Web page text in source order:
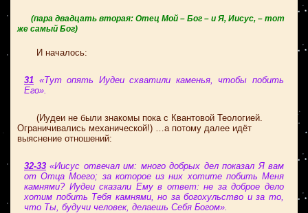
(пара двадцать вторая: Отец Мой – Бог – и Я, Иисус, – тот
же самый Бог)
И началось:
31 «Тут опять Иудеи схватили каменья, чтобы побить
Его».
(Иудеи не были знакомы пока с Квантовой Теологией.
Ограничивались механической!) …а потому далее идёт
выяснение отношений:
32-33 «Иисус отвечал им: много добрых дел показал Я вам
от Отца Моего; за которое из них хотите побить Меня
камнями? Иудеи сказали Ему в ответ: не за доброе дело
хотим побить Тебя камнями, но за богохульство и за то,
что Ты, будучи человек, делаешь Себя Богом».